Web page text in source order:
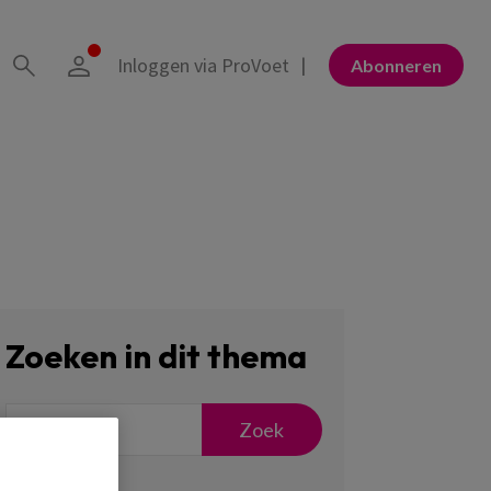
Abonneren
Inloggen via ProVoet
Zoeken in dit thema
Zoek